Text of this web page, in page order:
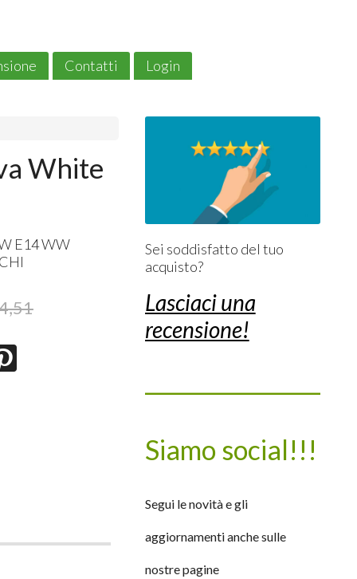
Contatti
Login
White
E14 WW
Sei soddisfatto del tuo
acquisto?
Lasciaci una
recensione!
Siamo social!!!
Segui le novità e gli
aggiornamenti anche sulle
nostre pagine